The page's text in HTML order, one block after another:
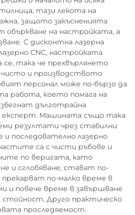
тази лекота на
защото закъсненията
объркване на настройката, а
С дисконтна лазерна
CNC, настройката
така че прехвърлянето
и производството
персонал може по-бързо да
работа, което помага на
дълготрайна
експерт. Машината също така
резултати чрез стабилни
последователно лазерно
са с чисти ръбове и
по веригата, като
и сглобяване, стават по-
по-малко време в
и повече време в завършване
стойност. Друго практическо
проследяемост.